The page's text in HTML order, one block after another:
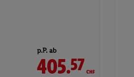
p.P. ab
405.57CHF